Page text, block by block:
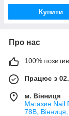
Купити
Про нас
100%
Працює з
м. Вінниця
Магазин Nail
78В, Вінниця,